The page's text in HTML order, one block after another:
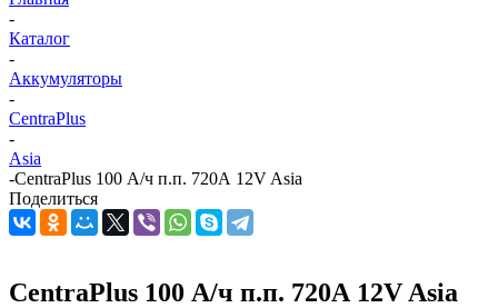
-
Каталог
-
Аккумуляторы
-
CentraPlus
-
Asia
-CentraPlus 100 А/ч п.п. 720А 12V Asia
Поделиться
CentraPlus 100 А/ч п.п. 720А 12V Asia